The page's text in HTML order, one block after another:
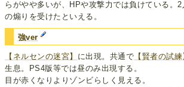
らがやや多いが、HPや攻撃力では負けている。
の煽りを受けたといえる。
強ver
【ネルセンの迷宮】 に出現。共通で 【賢者の試練
生息。PS4版等では昼のみ出現する。
目が赤くなりよりゾンビらしく見える。